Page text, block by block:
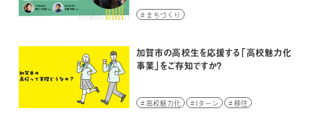
まちづくり
加賀市の高校生を応援する「高校魅力化
事業」をご存知ですか？
高校魅力化 Iターン 移住